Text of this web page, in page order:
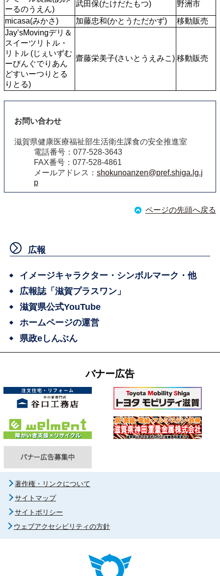
ーるのうえん)
武田保(たけだたもつ) 野洲市
micasa(みかさ) 加藤忠和(かとうただかず)
移動販売
Jay’sMovingデリ＆
スイーツリトル・
リトル (じぇいずむ
ーびんぐでりあん
どすいーつりとる
りとる)
齋藤栄美子(さいとうえみこ) 移動販売
お問い合わせ
滋賀県健康医療福祉部生活衛生課食の安全推進室
電話番号：077-528-3643
FAX番号：077-528-4861
メールアドレス： shokunoanzen@pref.shiga.lg.j
p
ページの先頭へ戻る
広報
イメージキャラクター・シンボルマーク・他
広報誌「滋賀プラスワン」
滋賀県公式YouTube
ホームページの運営
県政eしんぶん
バナー広告
著作権・リンクについて
サイトマップ
サイトポリシー
ウェブアクセシビリティの方針